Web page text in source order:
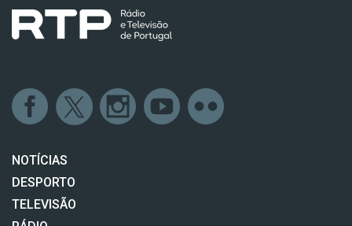
NOTÍCIAS
DESPORTO
TELEVISÃO